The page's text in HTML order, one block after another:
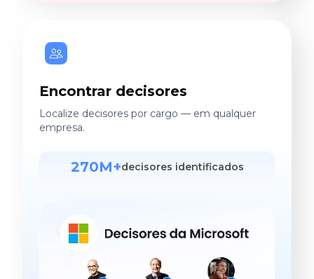
Encontrar decisores
Localize decisores por cargo — em qualquer
empresa.
270M+decisores identificados